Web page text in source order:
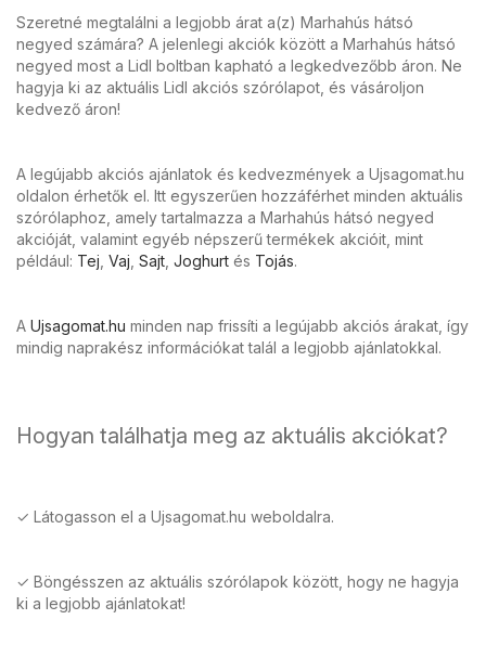
Szeretné megtalálni a legjobb árat a(z) Marhahús hátsó
negyed számára? A jelenlegi akciók között a Marhahús hátsó
negyed most a Lidl boltban kapható a legkedvezőbb áron. Ne
hagyja ki az aktuális Lidl akciós szórólapot, és vásároljon
kedvező áron!
A legújabb akciós ajánlatok és kedvezmények a Ujsagomat.hu
oldalon érhetők el. Itt egyszerűen hozzáférhet minden aktuális
szórólaphoz, amely tartalmazza a Marhahús hátsó negyed
akcióját, valamint egyéb népszerű termékek akcióit, mint
például: Tej Vaj Sajt Joghurt és Tojás.
A Ujsagomat.hu minden nap frissíti a legújabb akciós árakat, így
mindig naprakész információkat talál a legjobb ajánlatokkal.
Hogyan találhatja meg az aktuális akciókat?
✓ Látogasson el a Ujsagomat.hu weboldalra.
✓ Böngésszen az aktuális szórólapok között, hogy ne hagyja
ki a legjobb ajánlatokat!